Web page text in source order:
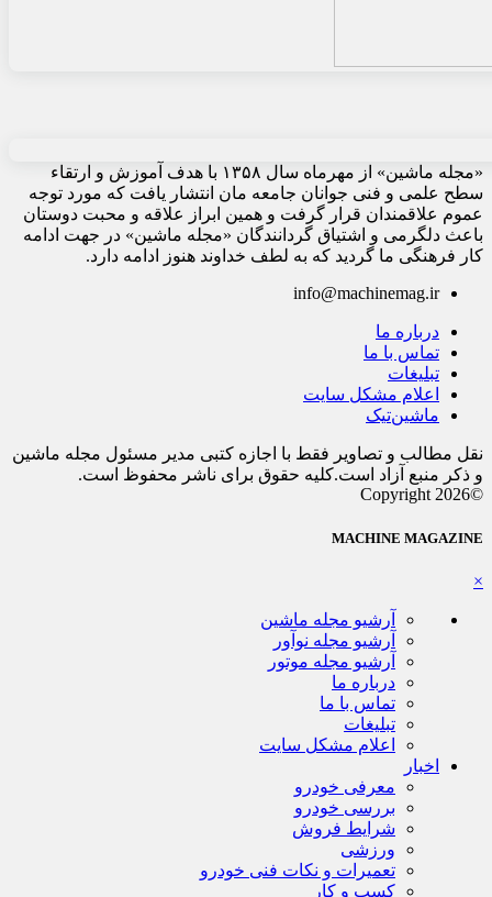
«مجله ماشین» از مهرماه سال ۱۳۵۸ با هدف آموزش و ارتقاء
سطح علمی و فنی جوانان جامعه مان انتشار یافت که مورد توجه
عموم علاقمندان قرار گرفت و همین ابراز علاقه و محبت دوستان
باعث دلگرمی و اشتیاق گردانندگان «مجله ماشین» در جهت ادامه
کار فرهنگی ما گردید که به لطف خداوند هنوز ادامه دارد.
info@machinemag.ir
درباره ما
تماس با ما
تبلیغات
اعلام مشکل سایت
ماشین‌تیک
نقل مطالب و تصاویر فقط با اجازه کتبی مدیر مسئول مجله ماشین
و ذکر منبع آزاد است.کلیه حقوق برای ناشر محفوظ است.
©Copyright 2026
MACHINE MAGAZINE
×
آرشیو مجله ماشین
آرشیو مجله نوآور
آرشیو مجله موتور
درباره ما
تماس با ما
تبلیغات
اعلام مشکل سایت
اخبار
معرفی خودرو
بررسی خودرو
شرایط فروش
ورزشی
تعمیرات و نکات فنی خودرو
کسب و کار